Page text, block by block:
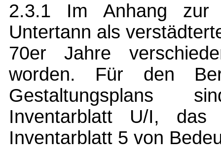
2.3.1 Im Anhang zur
Untertann als
70er Jahre
worden. Für den
Gestaltungsplans
Inventarblatt U/I,
Inventarblatt 5 von